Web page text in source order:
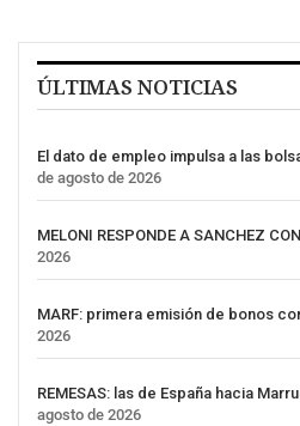
ÚLTIMAS NOTICIAS
El dato de empleo impulsa a las
de agosto de 2026
MELONI RESPONDE A SANCHEZ
2026
MARF: primera emisión de bonos
2026
REMESAS: las de España hacia
agosto de 2026